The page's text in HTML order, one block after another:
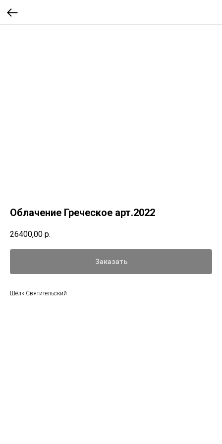
Облачение Греческое арт.2022
26400,00 р.
Заказать
Шёлк Святительский